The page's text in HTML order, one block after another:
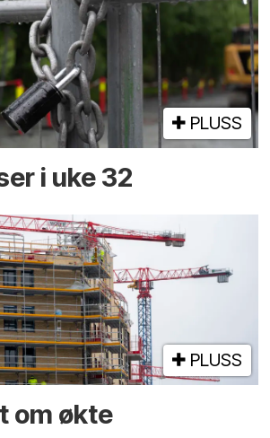
PLUSS
i uke 32
PLUSS
om økte